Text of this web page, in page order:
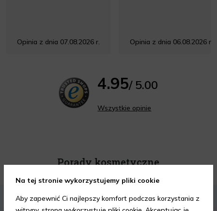
Opinia z dnia 07.08.2026 r. Opinia z dnia 06.08.2026 r.
4.95/ 5.00
Wszystkie opinie
Porady kosmetyczne
Na tej stronie wykorzystujemy pliki cookie
Aby zapewnić Ci najlepszy komfort podczas korzystania z